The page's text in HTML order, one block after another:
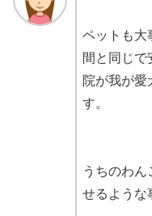
ペットも大
間と同じで
院が我が愛
す。
うちのわん
せるような